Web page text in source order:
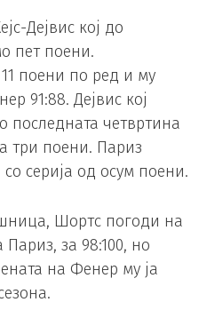
Дејвис кој до
пет поени.
поени по ред и му
91:88. Дејвис кој
последната четвртина
три поени. Париз
серија од осум поени.
Шортс погоди на
Париз, за 98:100, но
на Фенер му ја